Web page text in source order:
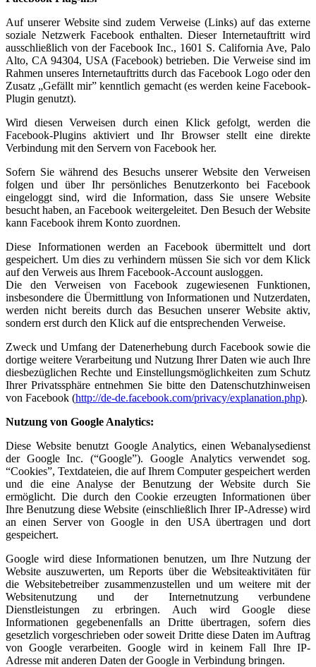
Auf unserer Website sind zudem Verweise (Links) auf das externe
soziale Netzwerk Facebook enthalten. Dieser Internetauftritt wird
ausschließlich von der Facebook Inc., 1601 S. California Ave, Palo
Alto, CA 94304, USA (Facebook) betrieben. Die Verweise sind im
Rahmen unseres Internetauftritts durch das Facebook Logo oder den
Zusatz „Gefällt mir” kenntlich gemacht (es werden keine Facebook-
Plugin genutzt).
Wird diesen Verweisen durch einen Klick gefolgt, werden die
Facebook-Plugins aktiviert und Ihr Browser stellt eine direkte
Verbindung mit den Servern von Facebook her.
Sofern Sie während des Besuchs unserer Website den Verweisen
folgen und über Ihr persönliches Benutzerkonto bei Facebook
eingeloggt sind, wird die Information, dass Sie unsere Website
besucht haben, an Facebook weitergeleitet. Den Besuch der Website
kann Facebook ihrem Konto zuordnen.
Diese Informationen werden an Facebook übermittelt und dort
gespeichert. Um dies zu verhindern müssen Sie sich vor dem Klick
auf den Verweis aus Ihrem Facebook-Account ausloggen.
Die den Verweisen von Facebook zugewiesenen Funktionen,
insbesondere die Übermittlung von Informationen und Nutzerdaten,
werden nicht bereits durch das Besuchen unserer Website aktiv,
sondern erst durch den Klick auf die entsprechenden Verweise.
Zweck und Umfang der Datenerhebung durch Facebook sowie die
dortige weitere Verarbeitung und Nutzung Ihrer Daten wie auch Ihre
diesbezüglichen Rechte und Einstellungsmöglichkeiten zum Schutz
Ihrer Privatssphäre entnehmen Sie bitte den Datenschutzhinweisen
von Facebook (http://de-de.facebook.com/privacy/explanation.php).
Nutzung von Google Analytics:
Diese Website benutzt Google Analytics, einen Webanalysedienst
der Google Inc. (“Google”). Google Analytics verwendet sog.
“Cookies”, Textdateien, die auf Ihrem Computer gespeichert werden
und die eine Analyse der Benutzung der Website durch Sie
ermöglicht. Die durch den Cookie erzeugten Informationen über
Ihre Benutzung diese Website (einschließlich Ihrer IP-Adresse) wird
an einen Server von Google in den USA übertragen und dort
gespeichert.
Google wird diese Informationen benutzen, um Ihre Nutzung der
Website auszuwerten, um Reports über die Websiteaktivitäten für
die Websitebetreiber zusammenzustellen und um weitere mit der
Websitenutzung und der Internetnutzung verbundene
Dienstleistungen zu erbringen. Auch wird Google diese
Informationen gegebenenfalls an Dritte übertragen, sofern dies
gesetzlich vorgeschrieben oder soweit Dritte diese Daten im Auftrag
von Google verarbeiten. Google wird in keinem Fall Ihre IP-
Adresse mit anderen Daten der Google in Verbindung bringen.